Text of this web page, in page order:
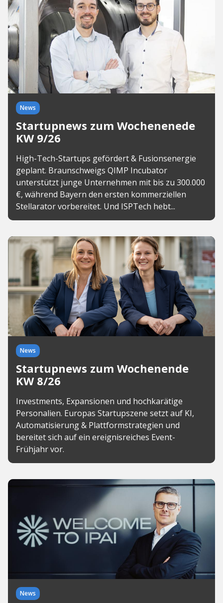
News
Startupnews zum Wochenenede
KW 9/26
High-Tech-Startups gefördert & Fusionsenergie
geplant. Braunschweigs QIMP Incubator
unterstützt junge Unternehmen mit bis zu 300.000
€, während Bayern den ersten kommerziellen
Stellarator vorbereitet. Und ISPTech hebt...
News
Startupnews zum Wochenende
KW 8/26
Investments, Expansionen und hochkarätige
Personalien. Europas Startupszene setzt auf KI,
Automatisierung & Plattformstrategien und
bereitet sich auf ein ereignisreiches Event-
Frühjahr vor.
News